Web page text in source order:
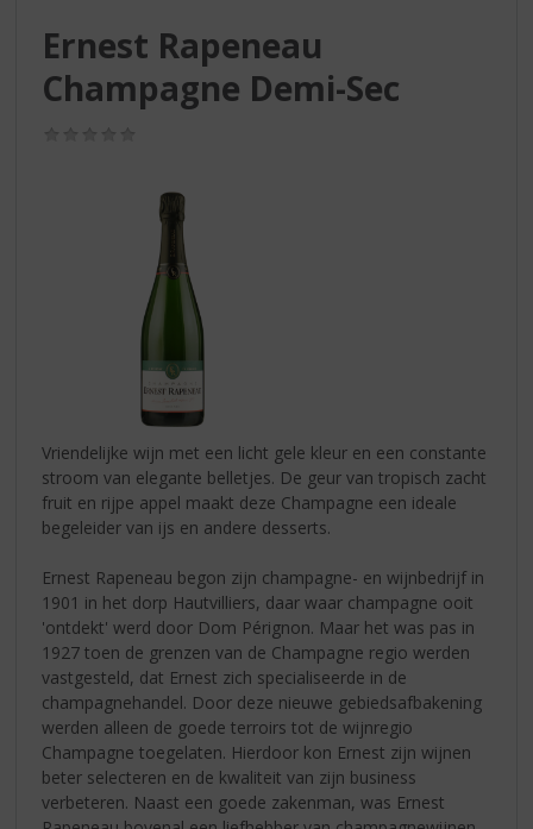
Ernest Rapeneau
Champagne Demi-Sec
Vriendelijke wijn met een licht gele kleur en een constante
stroom van elegante belletjes. De geur van tropisch zacht
fruit en rijpe appel maakt deze Champagne een ideale
begeleider van ijs en andere desserts.
Ernest Rapeneau begon zijn champagne- en wijnbedrijf in
1901 in het dorp Hautvilliers, daar waar champagne ooit
'ontdekt' werd door Dom Pérignon. Maar het was pas in
1927 toen de grenzen van de Champagne regio werden
vastgesteld, dat Ernest zich specialiseerde in de
champagnehandel. Door deze nieuwe gebiedsafbakening
werden alleen de goede terroirs tot de wijnregio
Champagne toegelaten. Hierdoor kon Ernest zijn wijnen
beter selecteren en de kwaliteit van zijn business
verbeteren. Naast een goede zakenman, was Ernest